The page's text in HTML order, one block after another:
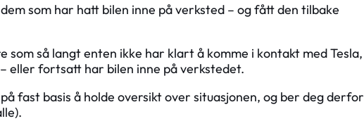
som har hatt bilen inne på verksted – og fått den tilbake
som så langt enten ikke har klart å komme i kontakt med Tesla,
eller fortsatt har bilen inne på verkstedet.
fast basis å holde oversikt over situasjonen, og ber deg derfor